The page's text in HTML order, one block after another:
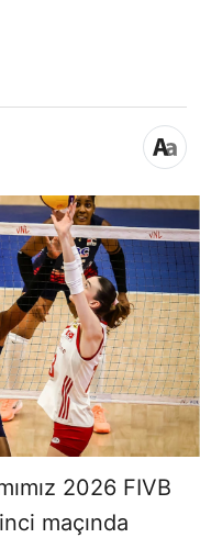
2026 FIVB
maçında